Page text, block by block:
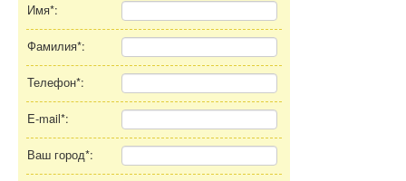
Имя*:
Фамилия*:
Телефон*:
E-mail*:
Ваш город*: